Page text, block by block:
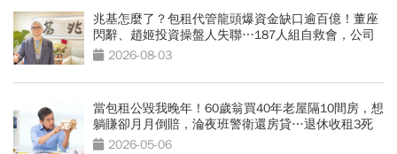
兆基怎麼了？包租代管龍頭爆資金缺口逾百億！董座
閃辭、趙姬投資操盤人失聯…187人組自救會，公司
最新聲明
2026-08-03
當包租公毀我晚年！60歲翁買40年老屋隔10間房，想
躺賺卻月月倒賠，淪夜班警衛還房貸…退休收租3死
穴 2026-05-06